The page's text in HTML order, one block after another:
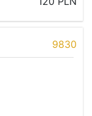
9830